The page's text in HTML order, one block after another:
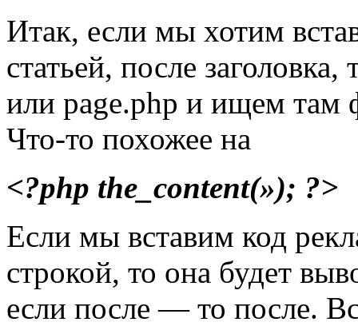
Итак, если мы хотим
статьей, после
или page.php и ищем там
Что-то похожее на
<?php the_content(»); ?>
Если мы вставим код
строкой, то она будет
если после — то после.